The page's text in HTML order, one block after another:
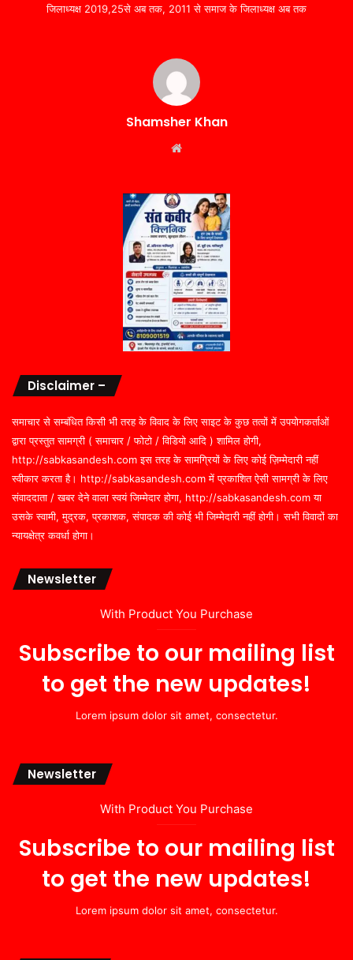
जिलाध्यक्ष 2019,25से अब तक, 2011 से समाज के जिलाध्यक्ष अब तक
Shamsher Khan
Disclaimer –
समाचार से सम्बंधित किसी भी तरह के विवाद के लिए साइट के कुछ तत्वों में उपयोगकर्ताओं
द्वारा प्रस्तुत सामग्री ( समाचार / फोटो / विडियो आदि ) शामिल होगी,
http://sabkasandesh.com इस तरह के सामग्रियों के लिए कोई ज़िम्मेदारी नहीं
स्वीकार करता है। http://sabkasandesh.com में प्रकाशित ऐसी सामग्री के लिए
संवाददाता / खबर देने वाला स्वयं जिम्मेदार होगा, http://sabkasandesh.com या
उसके स्वामी, मुद्रक, प्रकाशक, संपादक की कोई भी जिम्मेदारी नहीं होगी। सभी विवादों का
न्यायक्षेत्र कवर्धा होगा।
Newsletter
With Product You Purchase
Subscribe to our mailing list
to get the new updates!
Lorem ipsum dolor sit amet, consectetur.
Newsletter
With Product You Purchase
Subscribe to our mailing list
to get the new updates!
Lorem ipsum dolor sit amet, consectetur.